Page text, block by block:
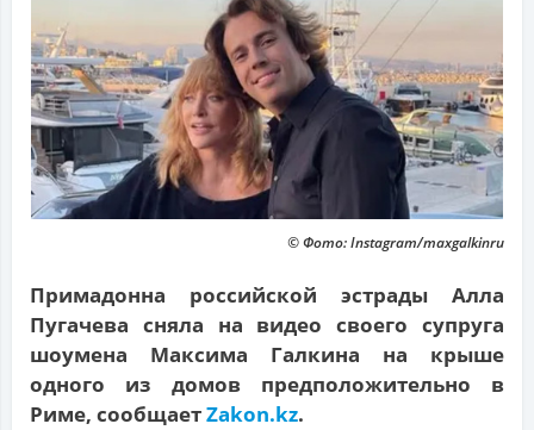
© Фото: Instagram/maxgalkinru
Примадонна российской эстрады Алла
Пугачева сняла на видео своего супруга
шоумена Максима Галкина на крыше
одного из домов предположительно в
Риме, сообщаетZakon.kz.